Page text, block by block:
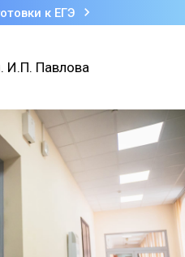
к ЕГЭ
Павлова